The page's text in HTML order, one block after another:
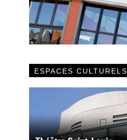
ESPACES CULTURELS